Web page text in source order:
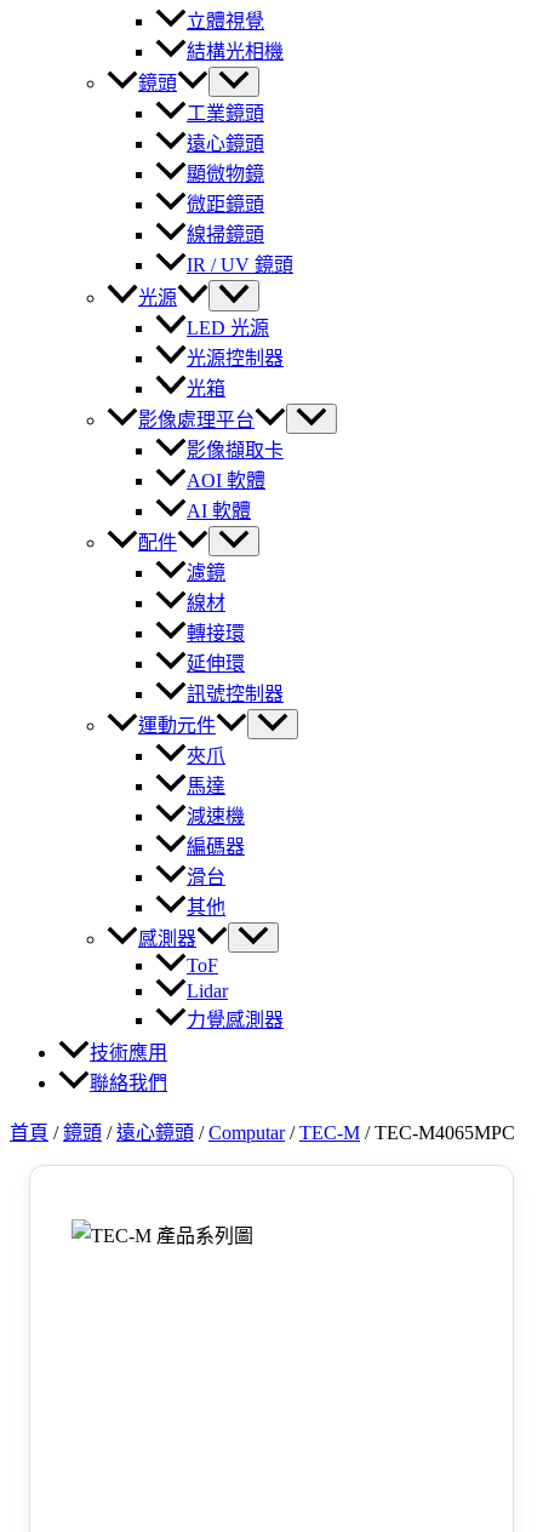
立體視覺
結構光相機
鏡頭
工業鏡頭
遠心鏡頭
顯微物鏡
微距鏡頭
線掃鏡頭
IR / UV 鏡頭
光源
LED 光源
光源控制器
光箱
影像處理平台
影像擷取卡
AOI 軟體
AI 軟體
配件
濾鏡
線材
轉接環
延伸環
訊號控制器
運動元件
夾爪
馬達
減速機
編碼器
滑台
其他
感測器
ToF
Lidar
力覺感測器
技術應用
聯絡我們
首頁 /鏡頭 /遠心鏡頭 /Computar/TEC-M /TEC-M4065MPC